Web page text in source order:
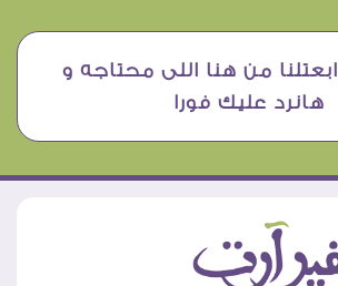
¥ ₧ ƒ ابعتلنا من هنا اللى محتاجه و
هانرد عليك فورا